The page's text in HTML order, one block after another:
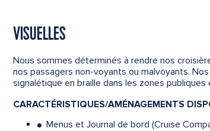
VISUELLES
Nous sommes déterminés à rendre nos
nos passagers non-voyants ou malvoyants.
signalétique en braille dans les zones publiques
CARACTÉRISTIQUES/AMÉNAGEMENTS
● Menus et Journal de bord (Cruise